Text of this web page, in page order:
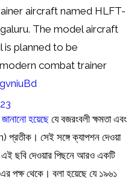
aircraft named HLFT-
The model aircraft
is planned to be
combat trainer
হয়েছে যে বজরংবলী ক্ষমতা এবং
সেই সঙ্গে ক্যাপশন দেওয়া
দেওয়ার পিছনে আরও একটি
পক্ষ থেকে। বলা হয়েছে যে ১৯৬১